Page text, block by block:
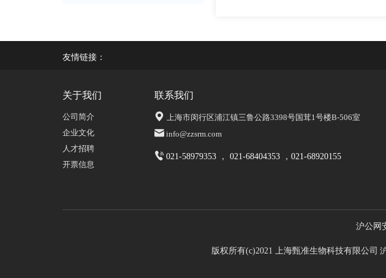
友情链接：
关于我们
公司简介
企业文化
人才招聘
开票信息
联系我们
上海市闵行区浦江镇三鲁公路3398号国茸1号楼B-506室
info@zzsrm.com
021-58979353 ， 021-68404353 ，021-68920155
沪公网
版权所有(c)2021 上海甄准生物科技有限公司